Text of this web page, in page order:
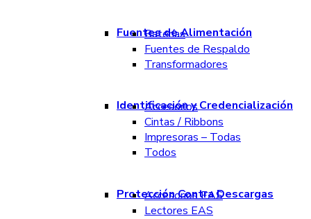
Fuentes de Alimentación
Baterías
Fuentes de Respaldo
Transformadores
Identificación y Credencialización
Accesorios
Cintas / Ribbons
Impresoras – Todas
Todos
Protección Contra Descargas
Accesorios EAS
Lectores EAS